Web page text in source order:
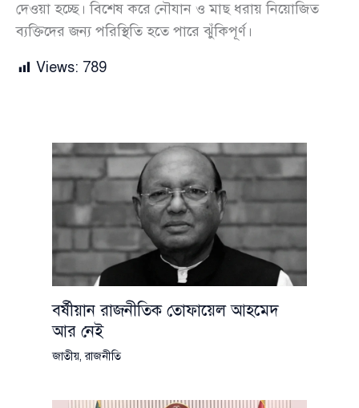
দেওয়া হচ্ছে। বিশেষ করে নৌযান ও মাছ ধরায় নিয়োজিত
ব্যক্তিদের জন্য পরিস্থিতি হতে পারে ঝুঁকিপূর্ণ।
Views: 789
বর্ষীয়ান রাজনীতিক তোফায়েল আহমেদ
আর নেই
জাতীয়,রাজনীতি